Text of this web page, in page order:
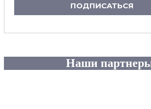
ПОДПИСАТЬСЯ
Наши